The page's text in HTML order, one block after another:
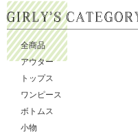
全商品
アウター
トップス
ワンピース
ボトムス
小物